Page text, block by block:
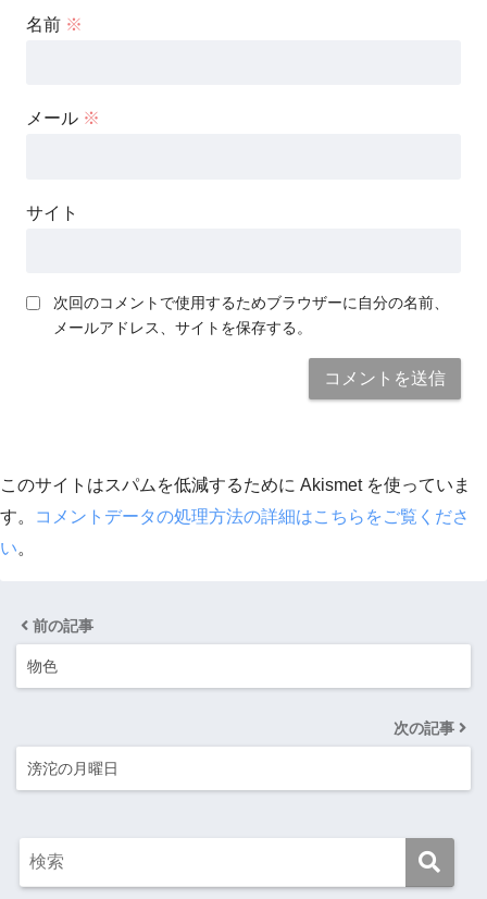
名前 ※
メール ※
サイト
次回のコメントで使用するためブラウザーに自分の名前、
メールアドレス、サイトを保存する。
このサイトはスパムを低減するために Akismet を使っていま
す。
コメントデータの処理方法の詳細はこちらをご覧くださ
い。
前の記事
物色
次の記事
滂沱の月曜日